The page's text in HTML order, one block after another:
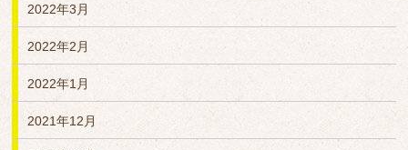
2022年3月
2022年2月
2022年1月
2021年12月